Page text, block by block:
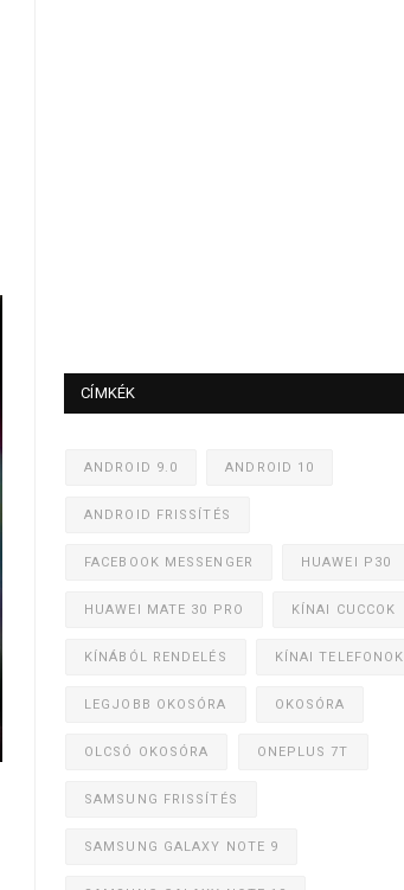
CÍMKÉK
ANDROID 9.0 ANDROID 10
ANDROID FRISSÍTÉS
FACEBOOK MESSENGER HUAWEI P30
HUAWEI MATE 30 PRO KÍNAI CUCCOK
KÍNÁBÓL RENDELÉS KÍNAI TELEFONOK
LEGJOBB OKOSÓRA OKOSÓRA
OLCSÓ OKOSÓRA ONEPLUS 7T
SAMSUNG FRISSÍTÉS
SAMSUNG GALAXY NOTE 9